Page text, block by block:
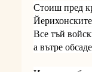
Стоиш пред
Все тъй
а вътре